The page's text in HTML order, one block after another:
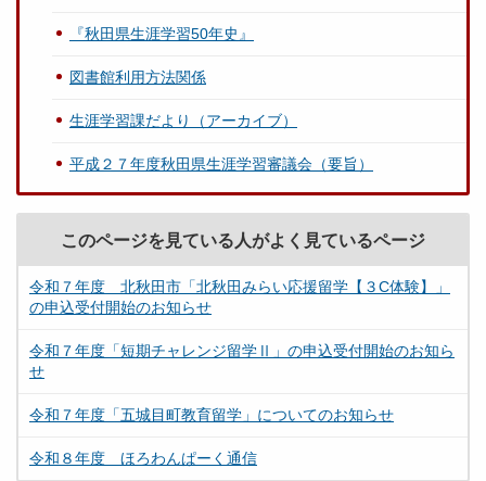
『秋田県生涯学習50年史』
図書館利用方法関係
生涯学習課だより（アーカイブ）
平成２７年度秋田県生涯学習審議会（要旨）
このページを見ている人がよく見ているページ
令和７年度 北秋田市「北秋田みらい応援留学【３C体験】」
の申込受付開始のお知らせ
令和７年度「短期チャレンジ留学Ⅱ」の申込受付開始のお知ら
せ
令和７年度「五城目町教育留学」についてのお知らせ
令和８年度 ほろわんぱーく通信